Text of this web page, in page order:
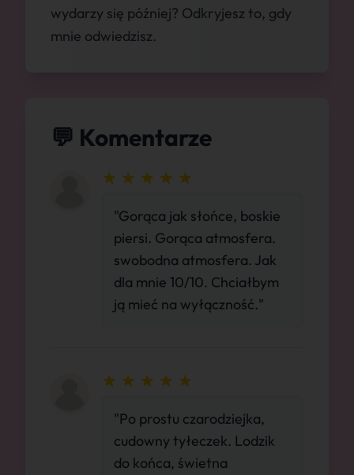
wydarzy się później? Odkryjesz to, gdy
mnie odwiedzisz.
💬 Komentarze
"Gorąca jak słońce, boskie
piersi. Gorąca atmosfera.
swobodna atmosfera. Jak
dla mnie 10/10. Chciałbym
ją mieć na wyłączność."
"Po prostu czarodziejka,
cudowny tyłeczek. Lodzik
do końca, świetna